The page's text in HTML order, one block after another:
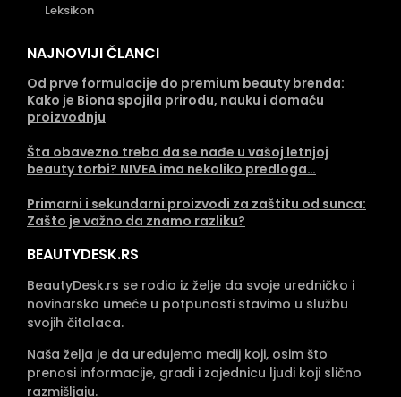
Leksikon
NAJNOVIJI ČLANCI
Od prve formulacije do premium beauty brenda:
Kako je Biona spojila prirodu, nauku i domaću
proizvodnju
Šta obavezno treba da se nađe u vašoj letnjoj
beauty torbi? NIVEA ima nekoliko predloga…
Primarni i sekundarni proizvodi za zaštitu od sunca:
Zašto je važno da znamo razliku?
BEAUTYDESK.RS
BeautyDesk.rs se rodio iz želje da svoje uredničko i
novinarsko umeće u potpunosti stavimo u službu
svojih čitalaca.
Naša želja je da uređujemo medij koji, osim što
prenosi informacije, gradi i zajednicu ljudi koji slično
razmišljaju.